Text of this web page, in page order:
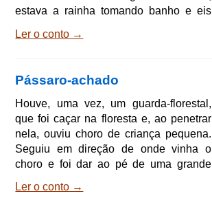
estava a rainha tomando banho e eis
Teu desejo se realizará; antes que
a rainha teve uma menina tão linda que
o rei não cabia em si de alegria e
organizou uma esplêndida festa. Não
só convidou os parentes, amigos e
conhecidos, como também as fadas,
Ler o conto →
Pássaro-achado
Houve, uma vez, um guarda-florestal,
que foi caçar na floresta e, ao penetrar
nela, ouviu choro de criança pequena.
Seguiu em direção de onde vinha o
choro e foi dar ao pé de uma grande
galhos, estava uma criancinha. A mãe
Ler o conto →